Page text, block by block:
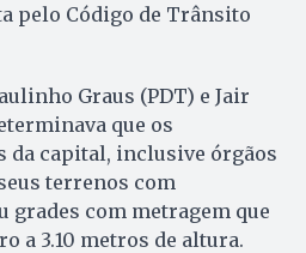
pelo Código de Trânsito
Graus (PDT) e Jair
que os
da capital, inclusive órgãos
terrenos com
grades com metragem que
a 3.10 metros de altura.